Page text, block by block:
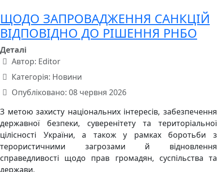
ЩОДО ЗАПРОВАДЖЕННЯ САНКЦІЙ
ВІДПОВІДНО ДО РІШЕННЯ РНБО
Деталі
Автор: Editor
Категорія: Новини
Опубліковано: 08 червня 2026
З метою захисту національних інтересів, забезпечення
державної безпеки, суверенітету та територіальної
цілісності України, а також у рамках боротьби з
терористичними загрозами й відновлення
справедливості щодо прав громадян, суспільства та
держави,